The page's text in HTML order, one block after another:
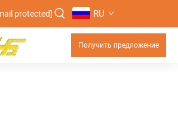
protected] RU
Получить предложение